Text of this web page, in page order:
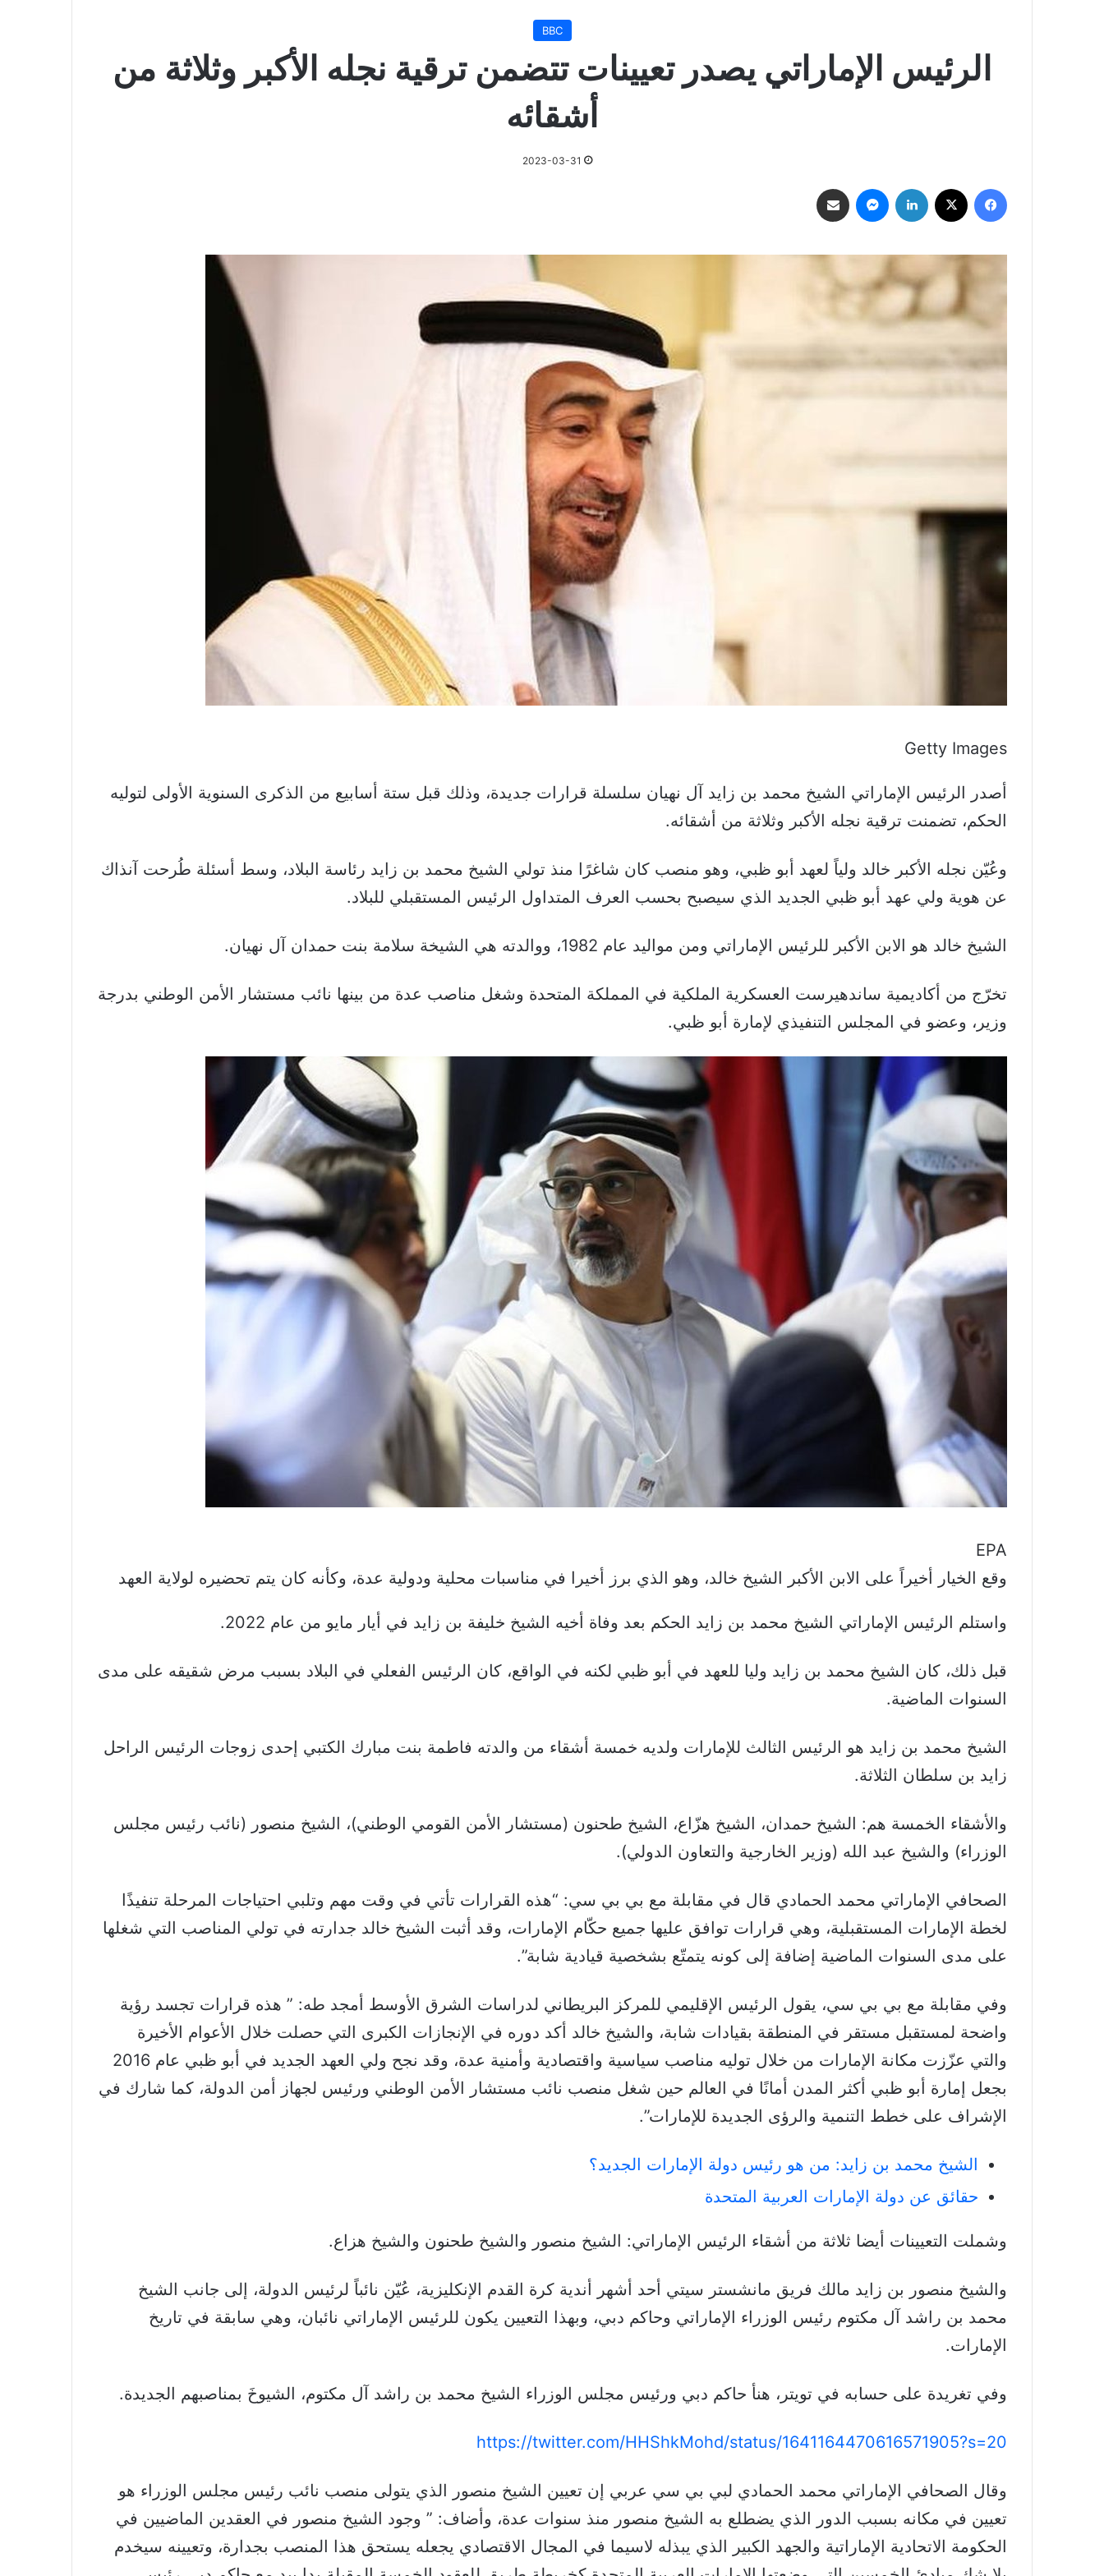
BBC
الرئيس الإماراتي يصدر تعيينات تتضمن ترقية نجله الأكبر وثلاثة من
أشقائه
2023-03-31
فيسبوك لينكدإن ماسنجر
Getty Images
أصدر الرئيس الإماراتي الشيخ محمد بن زايد آل نهيان سلسلة قرارات جديدة، وذلك قبل ستة أسابيع من الذكرى السنوية الأولى لتوليه
الحكم، تضمنت ترقية نجله الأكبر وثلاثة من أشقائه.
وعُيّن نجله الأكبر خالد ولياً لعهد أبو ظبي، وهو منصب كان شاغرًا منذ تولي الشيخ محمد بن زايد رئاسة البلاد، وسط أسئلة طُرحت آنذاك
عن هوية ولي عهد أبو ظبي الجديد الذي سيصبح بحسب العرف المتداول الرئيس المستقبلي للبلاد.
الشيخ خالد هو الابن الأكبر للرئيس الإماراتي ومن مواليد عام 1982، ووالدته هي الشيخة سلامة بنت حمدان آل نهيان.
تخرّج من أكاديمية ساندهيرست العسكرية الملكية في المملكة المتحدة وشغل مناصب عدة من بينها نائب مستشار الأمن الوطني بدرجة
وزير، وعضو في المجلس التنفيذي لإمارة أبو ظبي.
EPA
وقع الخيار أخيراً على الابن الأكبر الشيخ خالد، وهو الذي برز أخيرا في مناسبات محلية ودولية عدة، وكأنه كان يتم تحضيره لولاية العهد
واستلم الرئيس الإماراتي الشيخ محمد بن زايد الحكم بعد وفاة أخيه الشيخ خليفة بن زايد في أيار مايو من عام 2022.
قبل ذلك، كان الشيخ محمد بن زايد وليا للعهد في أبو ظبي لكنه في الواقع، كان الرئيس الفعلي في البلاد بسبب مرض شقيقه على مدى
السنوات الماضية.
الشيخ محمد بن زايد هو الرئيس الثالث للإمارات ولديه خمسة أشقاء من والدته فاطمة بنت مبارك الكتبي إحدى زوجات الرئيس الراحل
زايد بن سلطان الثلاثة.
والأشقاء الخمسة هم: الشيخ حمدان، الشيخ هزّاع، الشيخ طحنون (مستشار الأمن القومي الوطني)، الشيخ منصور (نائب رئيس مجلس
الوزراء) والشيخ عبد الله (وزير الخارجية والتعاون الدولي).
الصحافي الإماراتي محمد الحمادي قال في مقابلة مع بي بي سي: “هذه القرارات تأتي في وقت مهم وتلبي احتياجات المرحلة تنفيذًا
لخطة الإمارات المستقبلية، وهي قرارات توافق عليها جميع حكّام الإمارات، وقد أثبت الشيخ خالد جدارته في تولي المناصب التي شغلها
على مدى السنوات الماضية إضافة إلى كونه يتمتّع بشخصية قيادية شابة”.
وفي مقابلة مع بي بي سي، يقول الرئيس الإقليمي للمركز البريطاني لدراسات الشرق الأوسط أمجد طه: ” هذه قرارات تجسد رؤية
واضحة لمستقبل مستقر في المنطقة بقيادات شابة، والشيخ خالد أكد دوره في الإنجازات الكبرى التي حصلت خلال الأعوام الأخيرة
والتي عزّزت مكانة الإمارات من خلال توليه مناصب سياسية واقتصادية وأمنية عدة، وقد نجح ولي العهد الجديد في أبو ظبي عام 2016
بجعل إمارة أبو ظبي أكثر المدن أمانًا في العالم حين شغل منصب نائب مستشار الأمن الوطني ورئيس لجهاز أمن الدولة، كما شارك في
الإشراف على خطط التنمية والرؤى الجديدة للإمارات”.
الشيخ محمد بن زايد: من هو رئيس دولة الإمارات الجديد؟
حقائق عن دولة الإمارات العربية المتحدة
وشملت التعيينات أيضا ثلاثة من أشقاء الرئيس الإماراتي: الشيخ منصور والشيخ طحنون والشيخ هزاع.
والشيخ منصور بن زايد مالك فريق مانشستر سيتي أحد أشهر أندية كرة القدم الإنكليزية، عُيّن نائباً لرئيس الدولة، إلى جانب الشيخ
محمد بن راشد آل مكتوم رئيس الوزراء الإماراتي وحاكم دبي، وبهذا التعيين يكون للرئيس الإماراتي نائبان، وهي سابقة في تاريخ
الإمارات.
وفي تغريدة على حسابه في تويتر، هنأ حاكم دبي ورئيس مجلس الوزراء الشيخ محمد بن راشد آل مكتوم، الشيوخَ بمناصبهم الجديدة.
https://twitter.com/HHShkMohd/status/1641164470616571905?s=20
وقال الصحافي الإماراتي محمد الحمادي لبي بي سي عربي إن تعيين الشيخ منصور الذي يتولى منصب نائب رئيس مجلس الوزراء هو
تعيين في مكانه بسبب الدور الذي يضطلع به الشيخ منصور منذ سنوات عدة، وأضاف: ” وجود الشيخ منصور في العقدين الماضيين في
الحكومة الاتحادية الإماراتية والجهد الكبير الذي يبذله لاسيما في المجال الاقتصادي يجعله يستحق هذا المنصب بجدارة، وتعيينه سيخدم